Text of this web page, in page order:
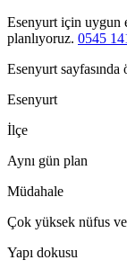
Esenyurt için uygun
planlıyoruz. 0545
Esenyurt sayfasında
Esenyurt
İlçe
Aynı gün plan
Müdahale
Çok yüksek nüfus
Yapı dokusu